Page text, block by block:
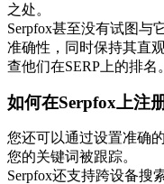
之处。
Serpfox甚至没有试图与
准确性，同时保持其直
查他们在SERP上的排名。
如何在Serpfox上注
您还可以通过设置准确
您的关键词被跟踪。
Serpfox还支持跨设备搜